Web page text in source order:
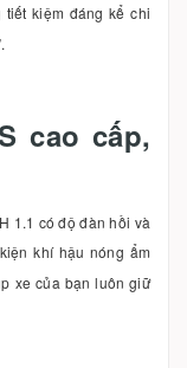
kiệm đáng kể chi
cao cấp,
1.1 có độ đàn hồi và
khí hậu nóng ẩm
xe của bạn luôn giữ